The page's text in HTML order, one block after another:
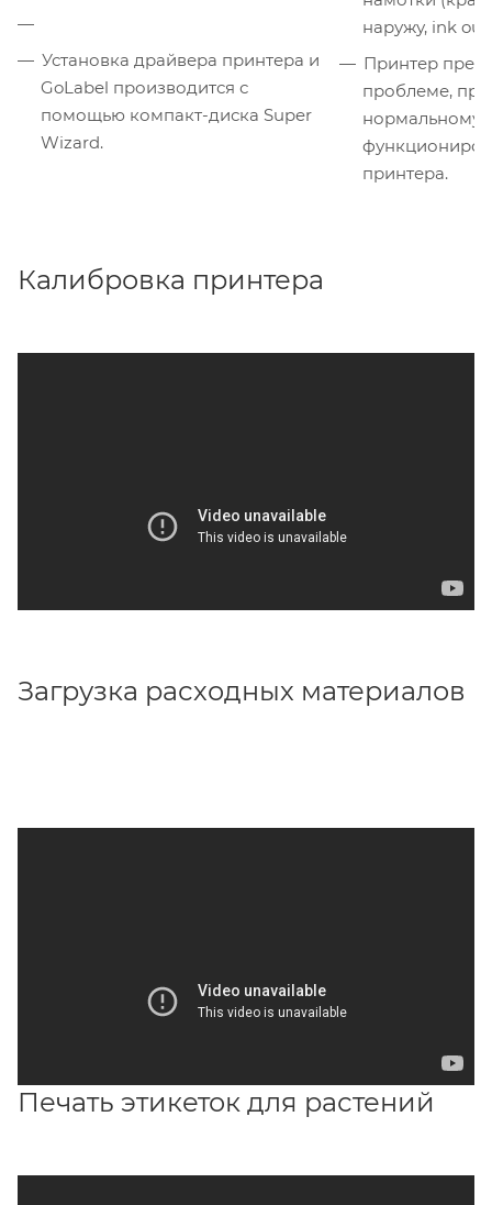
Установка драйвера принтера и
GoLabel производится с
помощью компакт-диска Super
Wizard.
наружу, ink
Принтер
проблеме,
нормальному
принтера.
Калибровка принтера
Загрузка расходных материалов
Печать этикеток для растений